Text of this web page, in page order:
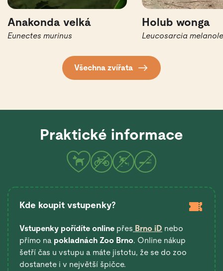
Anakonda velká
Eunectes murinus
Holub wonga
Leucosarcia
Všechna zvířata
Praktické informace
Kde koupit vstupenky?
Vstupenky pořídíte online přes Brno iD nebo
přímo na pokladnách Zoo Brno. Online nákup
šetří čas u vstupu a máte jistotu, že se do zoo
dostanete i v největší špičce.